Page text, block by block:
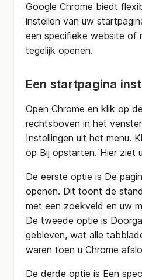
Google Chrome biedt
instellen van uw
een specifieke website of
tegelijk openen.
Een startpagina
Open Chrome en klik op
rechtsboven in het
Instellingen uit het menu.
op Bij opstarten. Hier ziet
De eerste optie is De
openen. Dit toont de
met een zoekveld en uw
De tweede optie is
gebleven, wat alle
waren toen u Chrome
De derde optie is Een